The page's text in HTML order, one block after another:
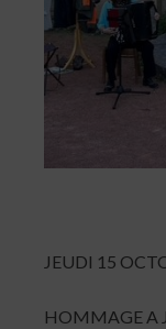
JEUDI 15
HOMMAGE A